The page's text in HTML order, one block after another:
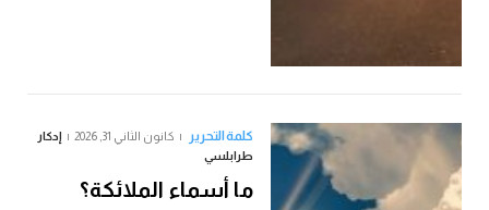
كلمة التحرير كانون الثاني 31, 2026
إدكار
طرابلسي
ما أسماء الملائكة؟